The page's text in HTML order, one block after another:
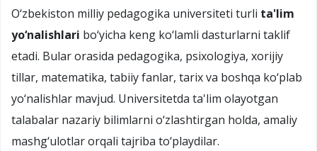
O‘zbekiston milliy pedagogika universiteti turli ta'lim
yo‘nalishlari bo‘yicha keng ko‘lamli dasturlarni taklif
etadi. Bular orasida pedagogika, psixologiya, xorijiy
tillar, matematika, tabiiy fanlar, tarix va boshqa ko‘plab
yo‘nalishlar mavjud. Universitetda ta'lim olayotgan
talabalar nazariy bilimlarni o‘zlashtirgan holda, amaliy
mashg‘ulotlar orqali tajriba to‘playdilar.